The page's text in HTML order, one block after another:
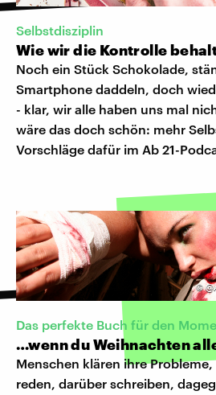
Selbstdisziplin
Wie wir die Kontrolle
Noch ein Stück Schokolade,
Smartphone daddeln, doch
- klar, wir alle haben uns mal
wäre das doch schön: mehr
Vorschläge dafür im Ab 21-
©
Das perfekte Buch für den
…wenn du Weihnachten
Menschen klären ihre
reden, darüber schreiben,